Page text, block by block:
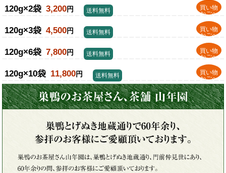
120g×2袋 3,200円
買い物
かごへ
送料無料
120g×3袋 4,500円
買い物
かごへ
送料無料
120g×6袋 7,800円
買い物
かごへ
送料無料
120g×10袋 11,800円
買い物
かごへ
送料無料